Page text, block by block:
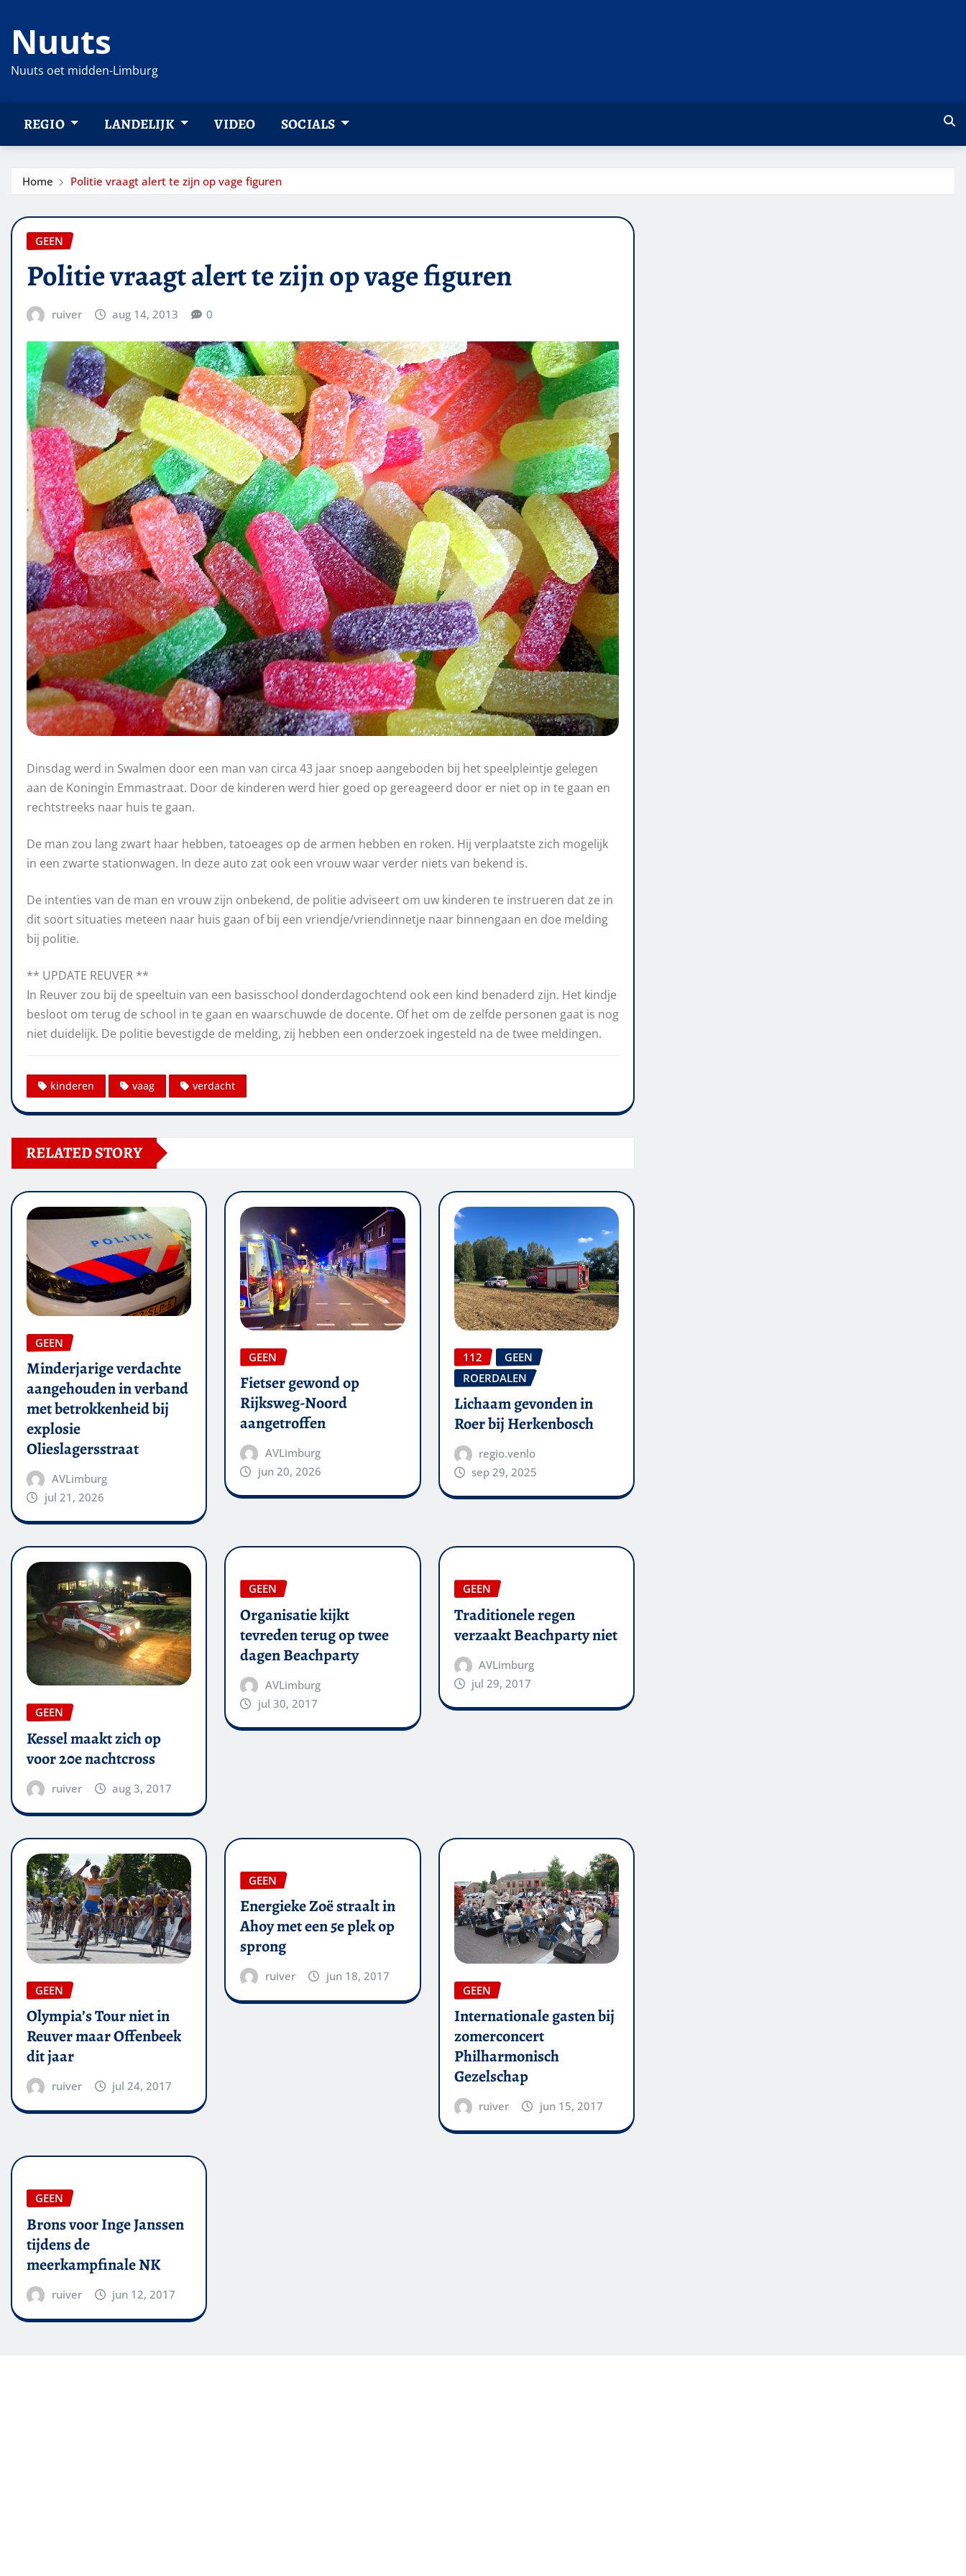
naar
inhoud
Nuuts
Nuuts oet midden-Limburg
REGIO LANDELIJK VIDEO SOCIALS
Home Politie vraagt alert te zijn op vage figuren
GEEN
Politie vraagt alert te zijn op vage figuren
ruiver aug 14, 2013 0
Dinsdag werd in Swalmen door een man van circa 43 jaar snoep aangeboden bij het speelpleintje gelegen
aan de Koningin Emmastraat. Door de kinderen werd hier goed op gereageerd door er niet op in te gaan en
rechtstreeks naar huis te gaan.
De man zou lang zwart haar hebben, tatoeages op de armen hebben en roken. Hij verplaatste zich mogelijk
in een zwarte stationwagen. In deze auto zat ook een vrouw waar verder niets van bekend is.
De intenties van de man en vrouw zijn onbekend, de politie adviseert om uw kinderen te instrueren dat ze in
dit soort situaties meteen naar huis gaan of bij een vriendje/vriendinnetje naar binnengaan en doe melding
bij politie.
** UPDATE REUVER **
In Reuver zou bij de speeltuin van een basisschool donderdagochtend ook een kind benaderd zijn. Het kindje
besloot om terug de school in te gaan en waarschuwde de docente. Of het om de zelfde personen gaat is nog
niet duidelijk. De politie bevestigde de melding, zij hebben een onderzoek ingesteld na de twee meldingen.
kinderen vaag verdacht
RELATED STORY
GEEN
Minderjarige verdachte
aangehouden in verband
met betrokkenheid bij
explosie
Olieslagersstraat
AVLimburg
jul 21, 2026
GEEN
Fietser gewond op
Rijksweg-Noord
aangetroffen
AVLimburg
jun 20, 2026
112
GEEN
ROERDALEN
Lichaam gevonden in
Roer bij Herkenbosch
regio.venlo
sep 29, 2025
GEEN
Kessel maakt zich op
voor 20e nachtcross
ruiver aug 3, 2017
GEEN
Organisatie kijkt
tevreden terug op twee
dagen Beachparty
AVLimburg
jul 30, 2017
GEEN
Traditionele regen
verzaakt Beachparty niet
AVLimburg
jul 29, 2017
GEEN
Olympia’s Tour niet in
Reuver maar Offenbeek
dit jaar
ruiver jul 24, 2017
GEEN
Energieke Zoë straalt in
Ahoy met een 5e plek op
sprong
ruiver
jun 18, 2017
GEEN
Internationale gasten bij
zomerconcert
Philharmonisch
Gezelschap
ruiver jun 15, 2017
GEEN
Brons voor Inge Janssen
tijdens de
meerkampfinale NK
ruiver jun 12, 2017